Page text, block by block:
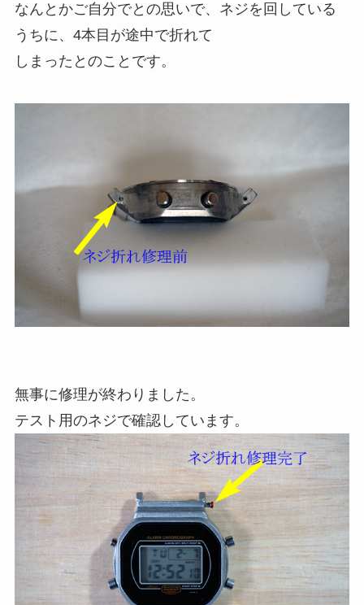
なんとかご自分でとの思いで、ネジを回している
うちに、4本目が途中で折れて
しまったとのことです。
無事に修理が終わりました。
テスト用のネジで確認しています。